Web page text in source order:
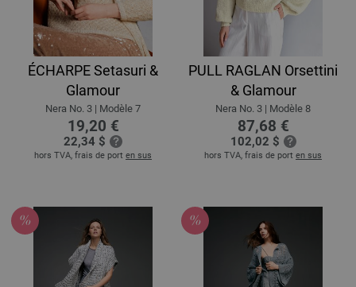
ÉCHARPE Setasuri &
Glamour
Nera No. 3 | Modèle 7
19,20 €
22,34 $
hors TVA, frais de port en sus
PULL RAGLAN Orsettini
& Glamour
Nera No. 3 | Modèle 8
87,68 €
102,02 $
hors TVA, frais de port en sus